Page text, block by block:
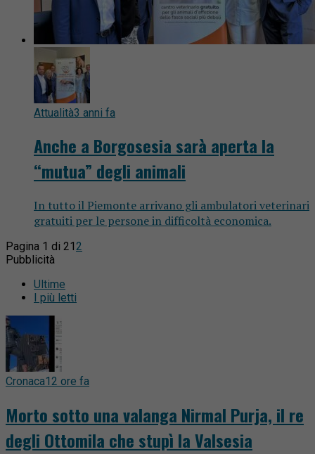
Attualità3 anni fa
Anche a Borgosesia sarà aperta la
“mutua” degli animali
In tutto il Piemonte arrivano gli ambulatori veterinari
gratuiti per le persone in difficoltà economica.
Pagina 1 di 21 2
Pubblicità
Ultime
I più letti
Cronaca12 ore fa
Morto sotto una valanga Nirmal Purja, il re
degli Ottomila che stupì la Valsesia